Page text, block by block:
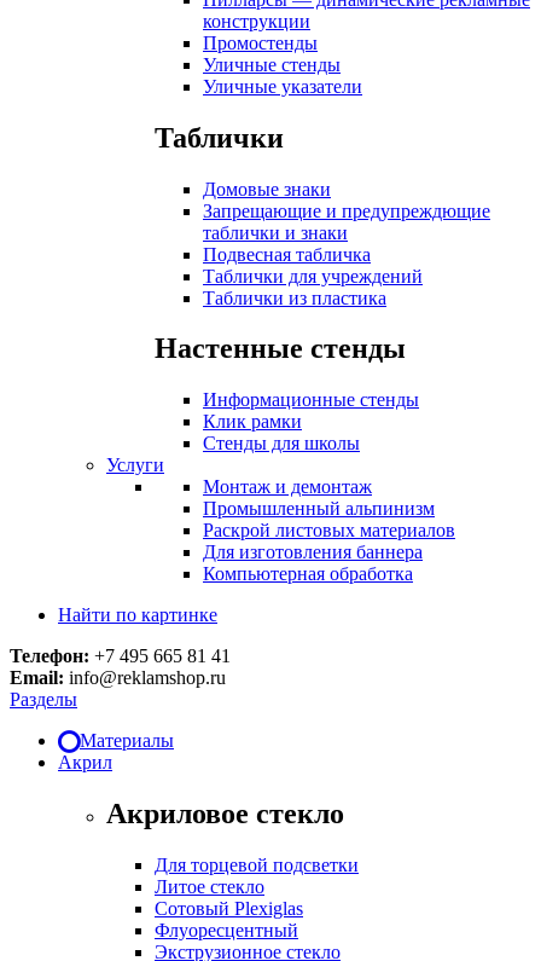
конструкции
Промостенды
Уличные стенды
Уличные указатели
Таблички
Домовые знаки
Запрещающие и предупреждющие
таблички и знаки
Подвесная табличка
Таблички для учреждений
Таблички из пластика
Настенные стенды
Информационные стенды
Клик рамки
Стенды для школы
Услуги
Монтаж и демонтаж
Промышленный альпинизм
Раскрой листовых материалов
Для изготовления баннера
Компьютерная обработка
Найти по картинке
Телефон: +7 495 665 81 41
Email: info@reklamshop.ru
Разделы
Материалы
Акрил
Акриловое стекло
Для торцевой подсветки
Литое стекло
Сотовый Plexiglas
Флуоресцентный
Экструзионное стекло